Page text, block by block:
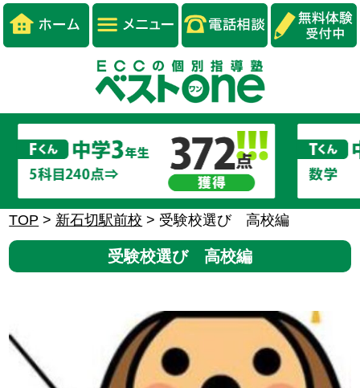
TOP > 新石切駅前校 > 受験校選び 高校編
受験校選び 高校編